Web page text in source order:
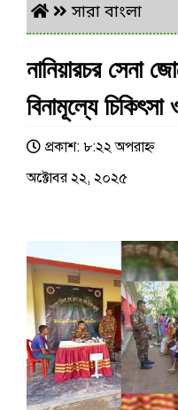
সারা বাংলা
নানিয়ারচর সেনা
বিনামূল্যে
প্রকাশ: ৮:২২ অপরাহ্ণ
অক্টোবর ২২, ২০২৫